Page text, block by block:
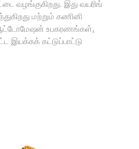
வழங்குகிறது. இது வயரிங்
மற்றும் கணினி
ஆட்டோமேஷன் உபகரணங்கள்,
இயக்கக் கட்டுப்பாட்டு